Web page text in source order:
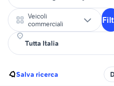
Veicoli
commerciali
Salva ricerca